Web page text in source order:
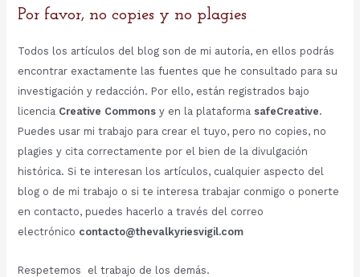
Por favor, no copies y no plagies
Todos los artículos del blog son de mi autoría, en ellos podrás
encontrar exactamente las fuentes que he consultado para su
investigación y redacción. Por ello, están registrados bajo
licencia Creative Commonsy en la plataforma safeCreative.
Puedes usar mi trabajo para crear el tuyo, pero no copies, no
plagies y cita correctamente por el bien de la divulgación
histórica. Si te interesan los artículos, cualquier aspecto del
blog o de mi trabajo o si te interesa trabajar conmigo o ponerte
en contacto, puedes hacerlo a través del correo
electrónico contacto@thevalkyriesvigil.com
Respetemos el trabajo de los demás.